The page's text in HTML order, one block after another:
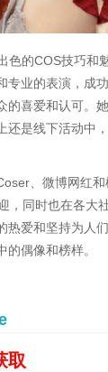
色的COS技巧和
专业的表演，成
的喜爱和认可。
还是线下活动中
、微博网红
，同时也在各大
热爱和坚持为人
的偶像和榜样。
取